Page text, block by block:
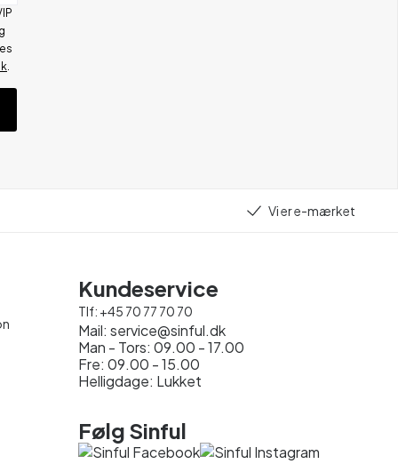
Vi er e-mærket
Kundeservice
Tlf: +45 70 77 70 70
Mail: service@sinful.dk
Man - Tors: 09.00 - 17.00
Fre: 09.00 - 15.00
Helligdage: Lukket
Følg Sinful